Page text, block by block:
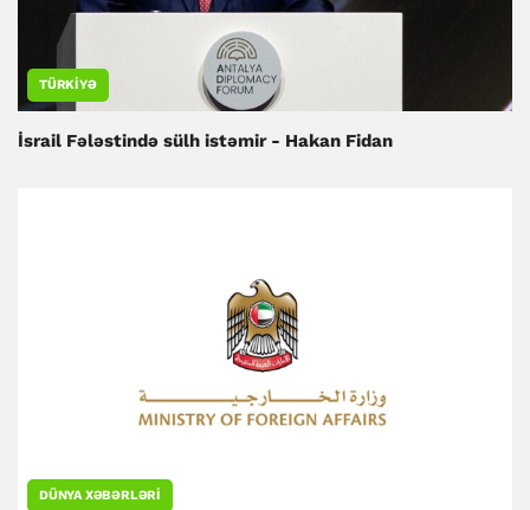
TÜRKIYƏ
İsrail Fələstində sülh istəmir - Hakan Fidan
DÜNYA XƏBƏRLƏRI